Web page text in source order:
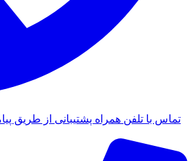
تماس با تلفن همراه پشتیبانی از طریق